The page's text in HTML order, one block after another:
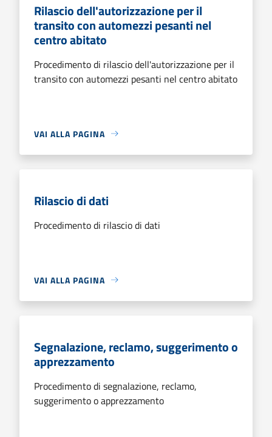
Rilascio dell'autorizzazione per il
transito con automezzi pesanti nel
centro abitato
Procedimento di rilascio dell'autorizzazione per il
transito con automezzi pesanti nel centro abitato
VAI ALLA PAGINA
Rilascio di dati
Procedimento di rilascio di dati
VAI ALLA PAGINA
Segnalazione, reclamo, suggerimento o
apprezzamento
Procedimento di segnalazione, reclamo,
suggerimento o apprezzamento